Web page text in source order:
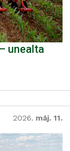
unealta
2026. máj. 11.